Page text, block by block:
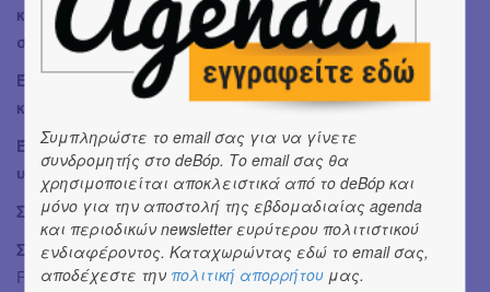
κι αφουγκράζεται: το όραμα μιας ουτοπίας, την πίστη
στην ελευθερία, τη μνήμη που γίνεται μορφή.
Ένα ντοκιμαντέρ για δυο πρόσωπα που έζησαν εντός
και εναντίον του χρόνου.
Ένα έργο για το φως που στέκει, όταν όλα γύρω
υποχωρούν.
ΣΥΝΤΕΛΕΣΤΕΣ
Συμμετέχουν:Σάββας Μιχαήλ, Μάνος Ζαχαρίας, Péter
Forgács, Ηλίας Νικολακόπουλος, Pál Ferenci
Συμπληρώστε το email σας για να γίνετε
συνδρομητής στο deBόp. Το email σας θα
χρησιμοποιείται αποκλειστικά από το deBόp και
μόνο για την αποστολή της εβδομαδιαίας agenda
και περιοδικών newsletter ευρύτερου πολιτιστικού
ενδιαφέροντος. Καταχωρώντας εδώ το email σας,
αποδέχεστε την πολιτική απορρήτου μας.